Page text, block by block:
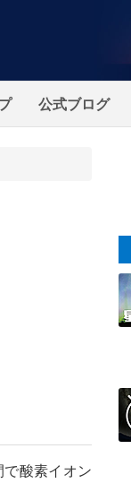
公式ブログ
酸素イオン